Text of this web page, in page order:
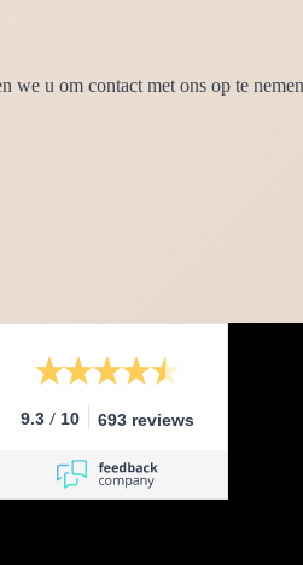
u om contact met ons op te
9.3 / 10 693 reviews